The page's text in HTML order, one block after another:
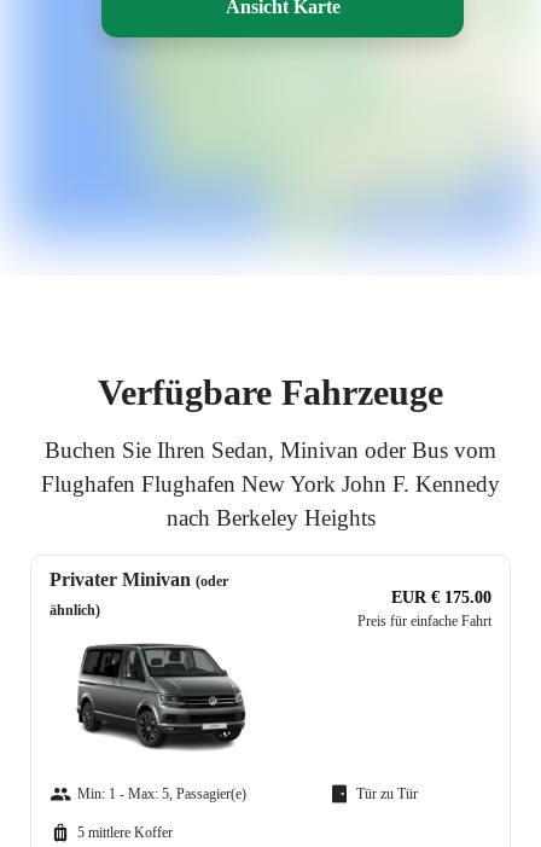
Ansicht Karte
Verfügbare Fahrzeuge
Buchen Sie Ihren Sedan, Minivan oder Bus vom
Flughafen Flughafen New York John F. Kennedy
nach Berkeley Heights
Privater Minivan (oder
ähnlich)
EUR € 175.00
Preis für einfache Fahrt
Min: 1 - Max: 5, Passagier(e)
5 mittlere Koffer
Tür zu Tür